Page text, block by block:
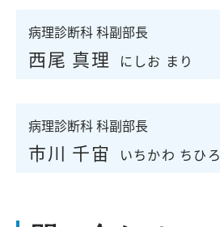
病理診断科 科副部長
西尾 真理 にしお まり
病理診断科 科副部長
市川 千宙 いちかわ ちひろ